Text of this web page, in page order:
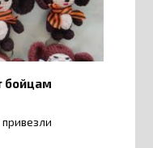
бойцам